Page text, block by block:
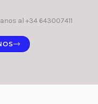
al +34 643007411